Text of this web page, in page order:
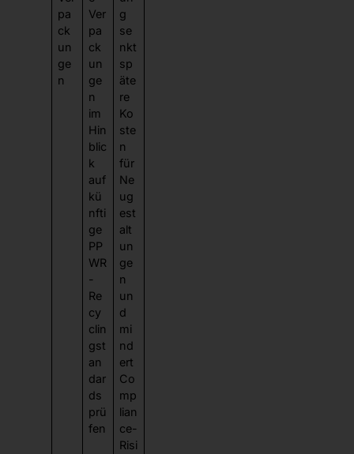
pa
ck
un
ge
n
Ver
pa
ck
un
ge
n
im
Hin
blic
k
auf
kü
nfti
ge
PP
WR
-
Re
cy
clin
gst
an
dar
ds
prü
fen
g
se
nkt
sp
äte
re
Ko
ste
n
für
Ne
ug
est
alt
un
ge
n
un
d
mi
nd
ert
Co
mp
lian
ce-
Risi